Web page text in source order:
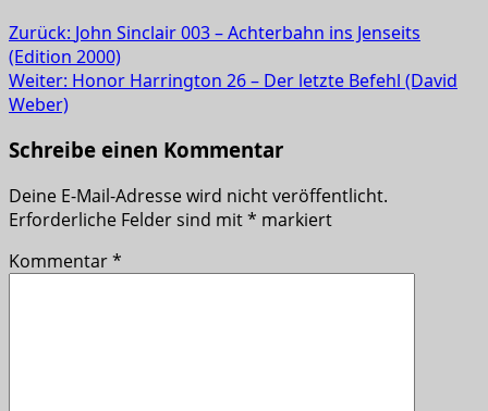
Zurück: John Sinclair 003 – Achterbahn ins Jenseits
(Edition 2000)
Weiter: Honor Harrington 26 – Der letzte Befehl (David
Weber)
Schreibe einen Kommentar
Deine E-Mail-Adresse wird nicht veröffentlicht.
Erforderliche Felder sind mit* markiert
Kommentar*